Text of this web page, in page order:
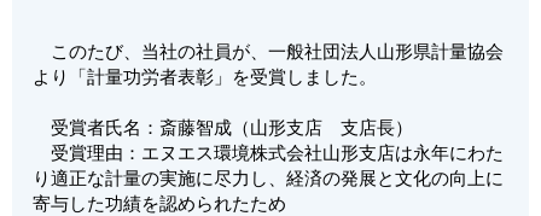
このたび、当社の社員が、一般社団法人山形県計量協会
より「計量功労者表彰」を受賞しました。
受賞者氏名：斎藤智成（山形支店 支店長）
受賞理由：エヌエス環境株式会社山形支店は永年にわた
り適正な計量の実施に尽力し、経済の発展と文化の向上に
寄与した功績を認められたため